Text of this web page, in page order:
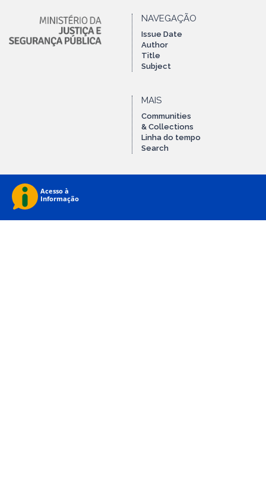
NAVEGAÇÃO
Issue Date
Author
Title
Subject
MAIS
Communities
& Collections
Linha do tempo
Search